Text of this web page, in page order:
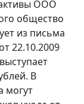
ООО
общество
из письма
22.10.2009
В
могут